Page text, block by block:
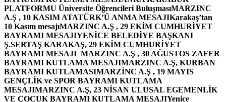
PLATFORMU Üniversite Öğrencileri BuluşmasıMARZINC
A.Ş , 10 KASIM ATATÜRK’Ü ANMA MESAJIKarakaş’tan
10 Kasım mesajıMARZINC A.Ş , 29 EKİM CUMHURİYET
BAYRAMI MESAJIYENİCE BELEDİYE BAŞKANI
Ş.SERTAŞ KARAKAŞ, 29 EKİM CUMHURİYET
BAYRAMI MESAJI MARZINC A.Ş , 30 AĞUSTOS ZAFER
BAYRAMI KUTLAMA MESAJIMARZINC A.Ş, KURBAN
BAYRAMI KUTLAMASIMARZİNC A.Ş , 19 MAYIS
GENÇLİK ve SPOR BAYRAMI KUTLAMA
MESAJIMARZINC A.Ş, 23 NİSAN ULUSAL EGEMENLİK
VE ÇOCUK BAYRAMI KUTLAMA MESAJIYenice